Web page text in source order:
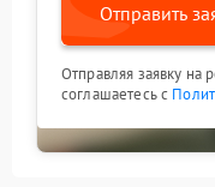
Отправить
Отправляя заявку на
соглашаетесь с